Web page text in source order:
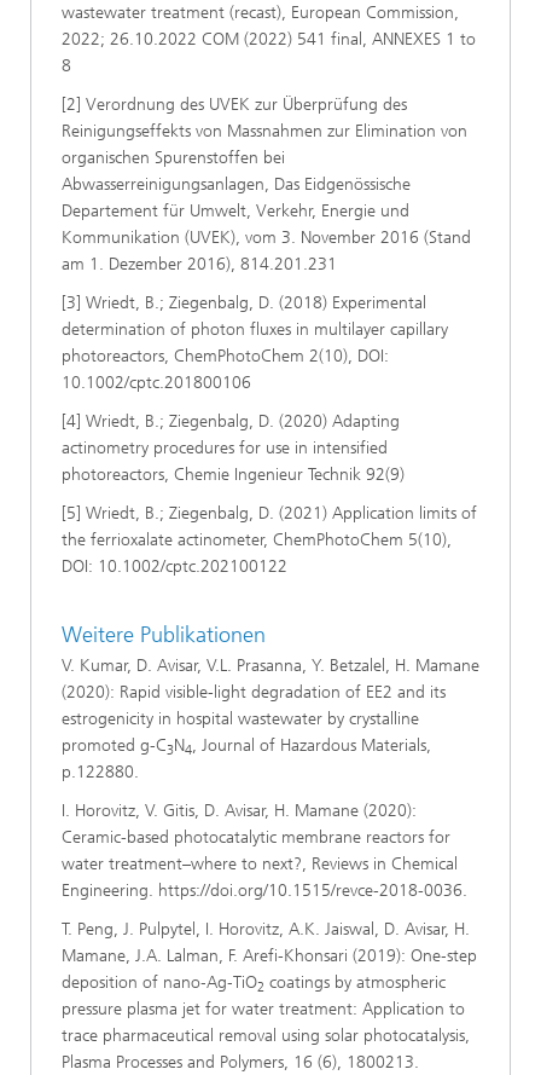
wastewater treatment (recast), European Commission,
2022; 26.10.2022 COM (2022) 541 final, ANNEXES 1 to
8
[2] Verordnung des UVEK zur Überprüfung des
Reinigungseffekts von Massnahmen zur Elimination von
organischen Spurenstoffen bei
Abwasserreinigungsanlagen, Das Eidgenössische
Departement für Umwelt, Verkehr, Energie und
Kommunikation (UVEK), vom 3. November 2016 (Stand
am 1. Dezember 2016), 814.201.231
[3] Wriedt, B.; Ziegenbalg, D. (2018) Experimental
determination of photon fluxes in multilayer capillary
photoreactors, ChemPhotoChem 2(10), DOI:
10.1002/cptc.201800106
[4] Wriedt, B.; Ziegenbalg, D. (2020) Adapting
actinometry procedures for use in intensified
photoreactors, Chemie Ingenieur Technik 92(9)
[5] Wriedt, B.; Ziegenbalg, D. (2021) Application limits of
the ferrioxalate actinometer, ChemPhotoChem 5(10),
DOI: 10.1002/cptc.202100122
Weitere Publikationen
V. Kumar, D. Avisar, V.L. Prasanna, Y. Betzalel, H. Mamane
(2020): Rapid visible-light degradation of EE2 and its
estrogenicity in hospital wastewater by crystalline
promoted g-C3N4, Journal of Hazardous Materials,
p.122880.
I. Horovitz, V. Gitis, D. Avisar, H. Mamane (2020):
Ceramic-based photocatalytic membrane reactors for
water treatment–where to next?, Reviews in Chemical
Engineering. https://doi.org/10.1515/revce-2018-0036.
T. Peng, J. Pulpytel, I. Horovitz, A.K. Jaiswal, D. Avisar, H.
Mamane, J.A. Lalman, F. Arefi-Khonsari (2019): One‐step
deposition of nano‐Ag‐TiO2 coatings by atmospheric
pressure plasma jet for water treatment: Application to
trace pharmaceutical removal using solar photocatalysis,
Plasma Processes and Polymers, 16 (6), 1800213.